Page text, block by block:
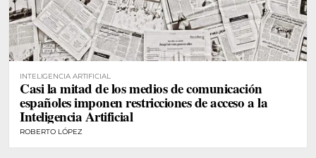
INTELIGENCIA ARTIFICIAL
Casi la mitad de los medios de comunicación
españoles imponen restricciones de acceso a la
Inteligencia Artificial
ROBERTO LÓPEZ